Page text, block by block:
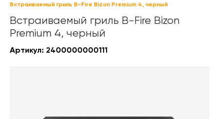
Встраиваемый гриль B-Fire Bizon Premium 4, черный
Встраиваемый гриль B-Fire Bizon
Premium 4, черный
Артикул: 2400000000111